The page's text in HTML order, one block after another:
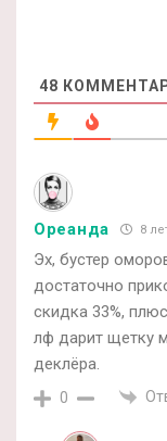
48
Ореанда 8
Эх, бустер
достаточно
скидка 33%,
лф дарит щетку
деклёра.
0